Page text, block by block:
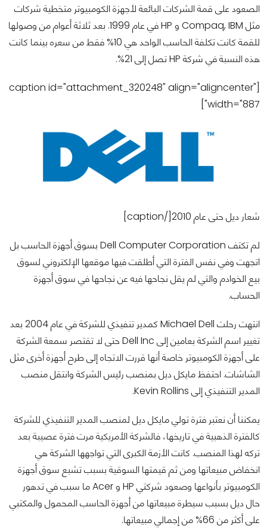
الصعود على قمة الشركات البائعة لأجهزة الكومبيوتر متخطية شركات
مثل Compaq, IBM و HP في عام 1999. بعد ثلاثة أعوام من وصولها
للقمة كانت تكلفة الحاسب الواحد هي 10% فقط من سعره بينما كانت
هذه النسبة في شركة HP تصل إلى 21%.
[caption id="attachment_320248" align="aligncenter"
width="887"]
شعار ديل حتى عام 2010[/caption]
لم تكتف Dell Computer Corporation بسوق أجهزة الحاسب بل
اتجهت وفي نفس الفترة التي أطلقت فيها موقعها الإلكتروني لسوق
بيع الخوادم والتي لم يقل نجاحها فيه عن نجاحها في سوق أجهزة
الحساب.
انتهت رحلت Michael Dell كمدير تنفيذي للشركة في عام 2004 بعد
تغيير اسم الشركة بعامين إلى Dell Inc حتى لا تقتصر سمعة الشركة
على أجهزة الكومبيوتر خاصة أنها قررت الاتجاه إلى طرح أجهزة أخرى مثل
الشاشات. احتفظ مايكل ديل بمنصب رئيس الشركة وانتقل منصب
المدير التنفيذي إلى Kevin Rollins.
يمكننا أن نعتبر فترة تولي مايكل ديل لمنصب المدير التنفيذي للشركة
كالفترة الذهبية في تاريخها، فالشركة الأمريكية مرت فترة عصيبة بعد
تركه لهذا المنصب. كانت الأزمة الكبرى التي تواجهها الشركة هي
انخفاض مبيعاتها ومن ثم قيمتها السوقية بسبب تشبع سوق أجهزة
الكومبيوتر بأنواعها وصعود شركتي HP و Acer ما سبب في تدهور
حال ديل بسبب سيطرة مبيعاتها من أجهزة الحاسب المحمول والمكتبي
على أكثر من 66% من إجمالي مبيعاتها.